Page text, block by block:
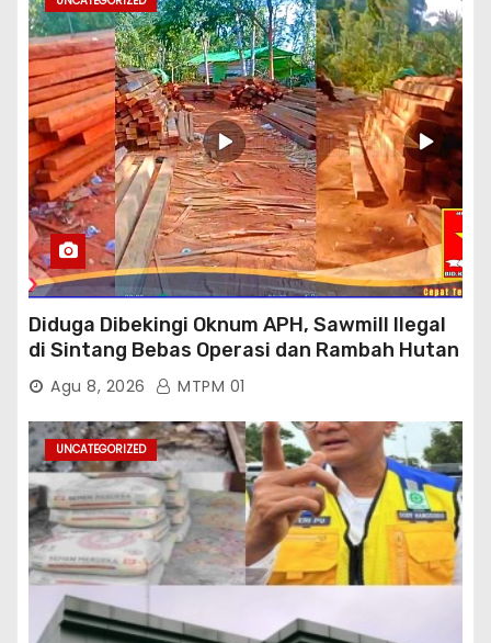
Diduga Dibekingi Oknum APH, Sawmill Ilegal
di Sintang Bebas Operasi dan Rambah Hutan
Lindung
Agu 8, 2026 MTPM 01
UNCATEGORIZED